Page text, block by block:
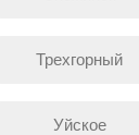
Трехгорный
Уйское